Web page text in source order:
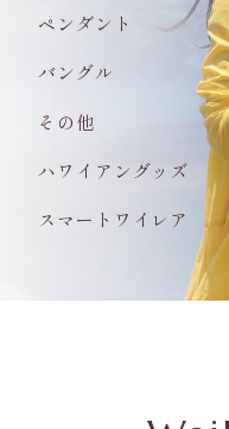
ペンダント
バングル
その他
ハワイアングッズ
スマートワイレア